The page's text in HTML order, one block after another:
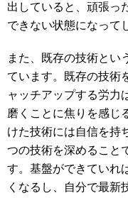
出していると、頑張っ
できない状態になって
また、既存の技術とい
ています。既存の技術
ャッチアップする労力
磨くことに焦りを感じ
けた技術には自信を持
つの技術を深めること
す。基盤ができていれ
くなるし、自分で最新